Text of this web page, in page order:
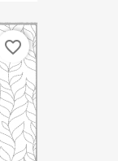
favorite_border